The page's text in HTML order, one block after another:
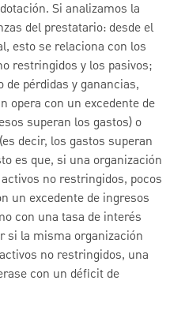
Si analizamos la
del prestatario: desde el
esto se relaciona con los
restringidos y los pasivos;
de pérdidas y ganancias,
opera con un excedente de
superan los gastos) o
decir, los gastos superan
es que, si una organización
no restringidos, pocos
un excedente de ingresos
con una tasa de interés
si la misma organización
no restringidos, una
con un déficit de